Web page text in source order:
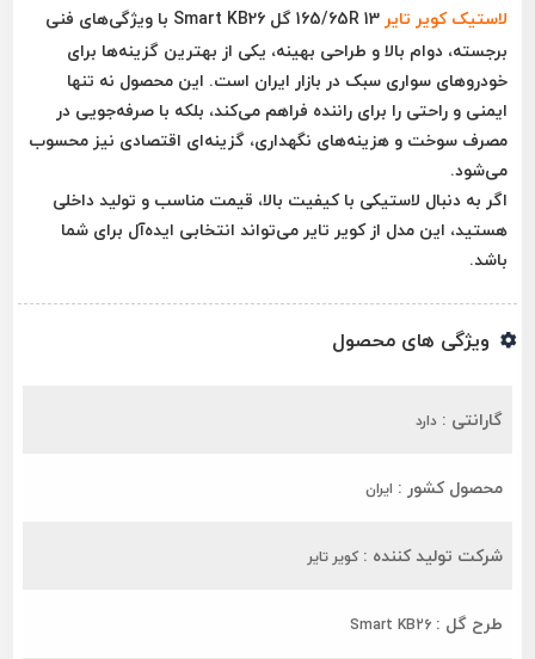
لاستیک کویر تایر165/65R 13 گل Smart KB26
با ویژگی‌های فنی
برجسته، دوام بالا و طراحی بهینه، یکی از بهترین گزینه‌ها برای
خودروهای سواری سبک در بازار ایران است. این محصول نه تنها
ایمنی و راحتی را برای راننده فراهم می‌کند، بلکه با صرفه‌جویی در
مصرف سوخت و هزینه‌های نگهداری، گزینه‌ای اقتصادی نیز محسوب
می‌شود.
اگر به دنبال لاستیکی با کیفیت بالا، قیمت مناسب و تولید داخلی
هستید، این مدل از کویر تایر می‌تواند انتخابی ایده‌آل برای شما
باشد.
ویژگی های محصول
گارانتی : دارد
محصول کشور : ایران
شرکت تولید کننده : کویر تایر
طرح گل : Smart KB26